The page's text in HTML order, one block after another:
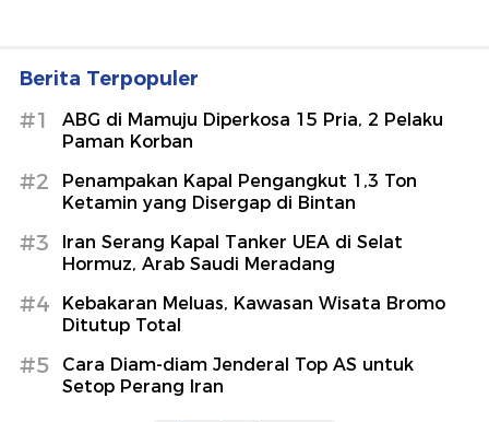
Berita Terpopuler
#1
ABG di Mamuju Diperkosa 15 Pria, 2 Pelaku
Paman Korban
#2
Penampakan Kapal Pengangkut 1,3 Ton
Ketamin yang Disergap di Bintan
#3
Iran Serang Kapal Tanker UEA di Selat
Hormuz, Arab Saudi Meradang
#4
Kebakaran Meluas, Kawasan Wisata Bromo
Ditutup Total
#5
Cara Diam-diam Jenderal Top AS untuk
Setop Perang Iran